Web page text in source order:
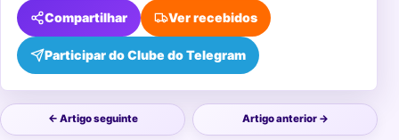
Compartilhar
Participar do Clube do Telegram
Ver recebidos
← Artigo seguinte Artigo anterior →